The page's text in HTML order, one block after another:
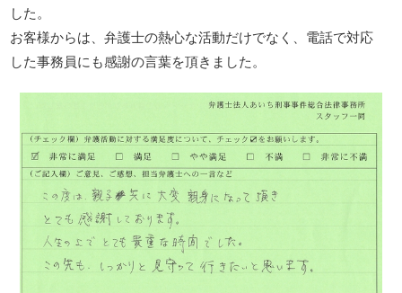
した。
お客様からは、弁護士の熱心な活動だけでなく、電話で対応
した事務員にも感謝の言葉を頂きました。